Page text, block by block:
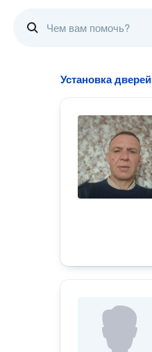
Установка дверей